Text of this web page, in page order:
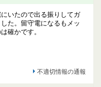
いたので出る振りしてガ
た。留守電になるもメッ
確かです。
不適切情報の通報